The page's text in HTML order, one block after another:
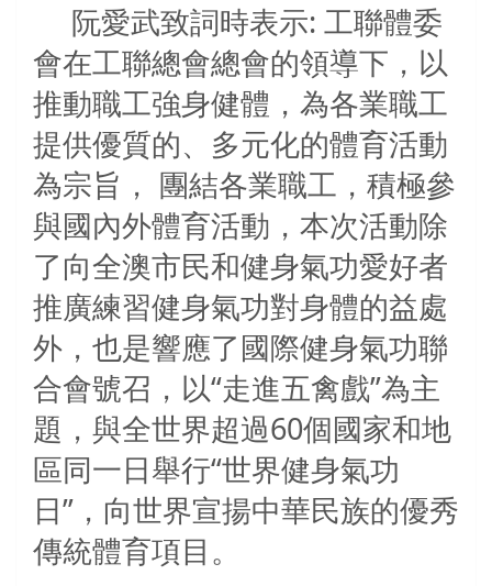
阮愛武致詞時表示: 工聯體委
會在工聯總會總會的領導下，以
推動職工強身健體，為各業職工
提供優質的、多元化的體育活動
為宗旨， 團結各業職工，積極參
與國內外體育活動，本次活動除
了向全澳市民和健身氣功愛好者
推廣練習健身氣功對身體的益處
外，也是響應了國際健身氣功聯
合會號召，以“走進五禽戲”為主
題，與全世界超過60個國家和地
區同一日舉行“世界健身氣功
日”，向世界宣揚中華民族的優秀
傳統體育項目。